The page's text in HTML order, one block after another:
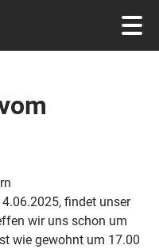
findet unser
wir uns schon um
wie gewohnt um 17.00